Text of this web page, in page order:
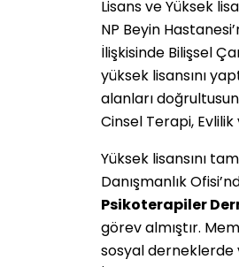
Lisans ve Yüksek
NP Beyin
İlişkisinde Bilişsel
yüksek lisansını
alanları
Cinsel Terapi,
Yüksek lisansını
Danışmanlık
Psikoterapiler
görev almıştır.
sosyal derneklerde